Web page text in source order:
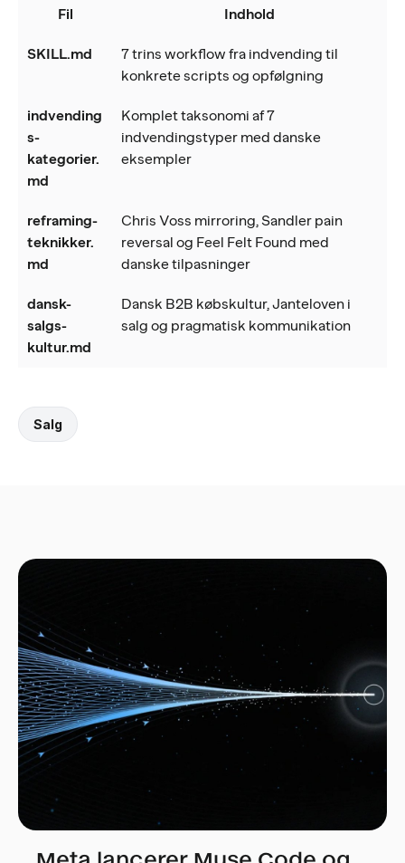
Fil Indhold
SKILL.md
7 trins workflow fra indvending til
konkrete scripts og opfølgning
indvending
s-
kategorier.
md
Komplet taksonomi af 7
indvendingstyper med danske
eksempler
reframing-
teknikker.
md
Chris Voss mirroring, Sandler pain
reversal og Feel Felt Found med
danske tilpasninger
dansk-
salgs-
kultur.md
Dansk B2B købskultur, Janteloven i
salg og pragmatisk kommunikation
Salg
Meta lancerer Muse Code og